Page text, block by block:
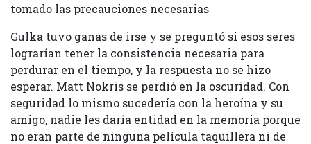
tomado las precauciones necesarias
Gulka tuvo ganas de irse y se preguntó si esos seres
lograrían tener la consistencia necesaria para
perdurar en el tiempo, y la respuesta no se hizo
esperar. Matt Nokris se perdió en la oscuridad. Con
seguridad lo mismo sucedería con la heroína y su
amigo, nadie les daría entidad en la memoria porque
no eran parte de ninguna película taquillera ni de